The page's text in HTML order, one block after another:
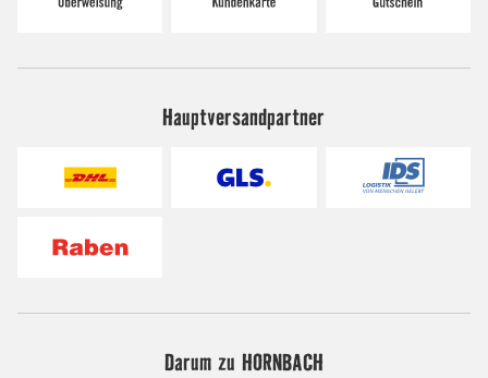
Hauptversandpartner
Darum zu HORNBACH